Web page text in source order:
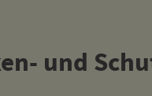
und